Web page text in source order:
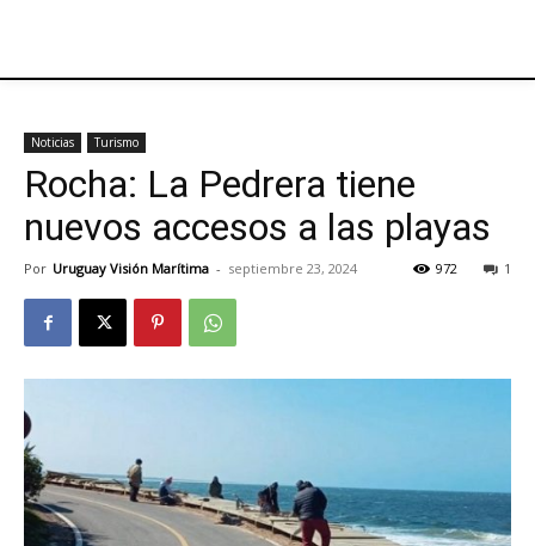
Noticias Turismo
Rocha: La Pedrera tiene
nuevos accesos a las playas
Por Uruguay Visión Marítima - septiembre 23, 2024 1
972